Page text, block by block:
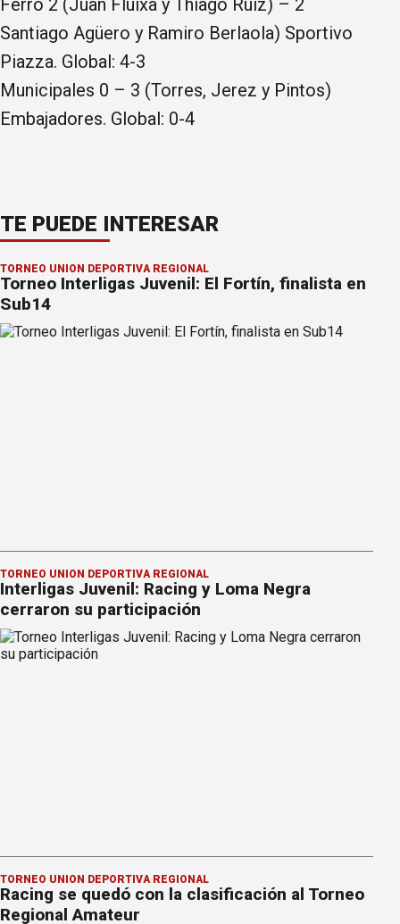
Ferro 2 (Juan Fluixa y Thiago Ruiz) – 2
Santiago Agüero y Ramiro Berlaola) Sportivo
Piazza. Global: 4-3
Municipales 0 – 3 (Torres, Jerez y Pintos)
Embajadores. Global: 0-4
TE PUEDE INTERESAR
TORNEO UNIÓN DEPORTIVA REGIONAL
Torneo Interligas Juvenil: El Fortín, finalista en
Sub14
TORNEO UNIÓN DEPORTIVA REGIONAL
Interligas Juvenil: Racing y Loma Negra
cerraron su participación
TORNEO UNIÓN DEPORTIVA REGIONAL
Racing se quedó con la clasificación al Torneo
Regional Amateur